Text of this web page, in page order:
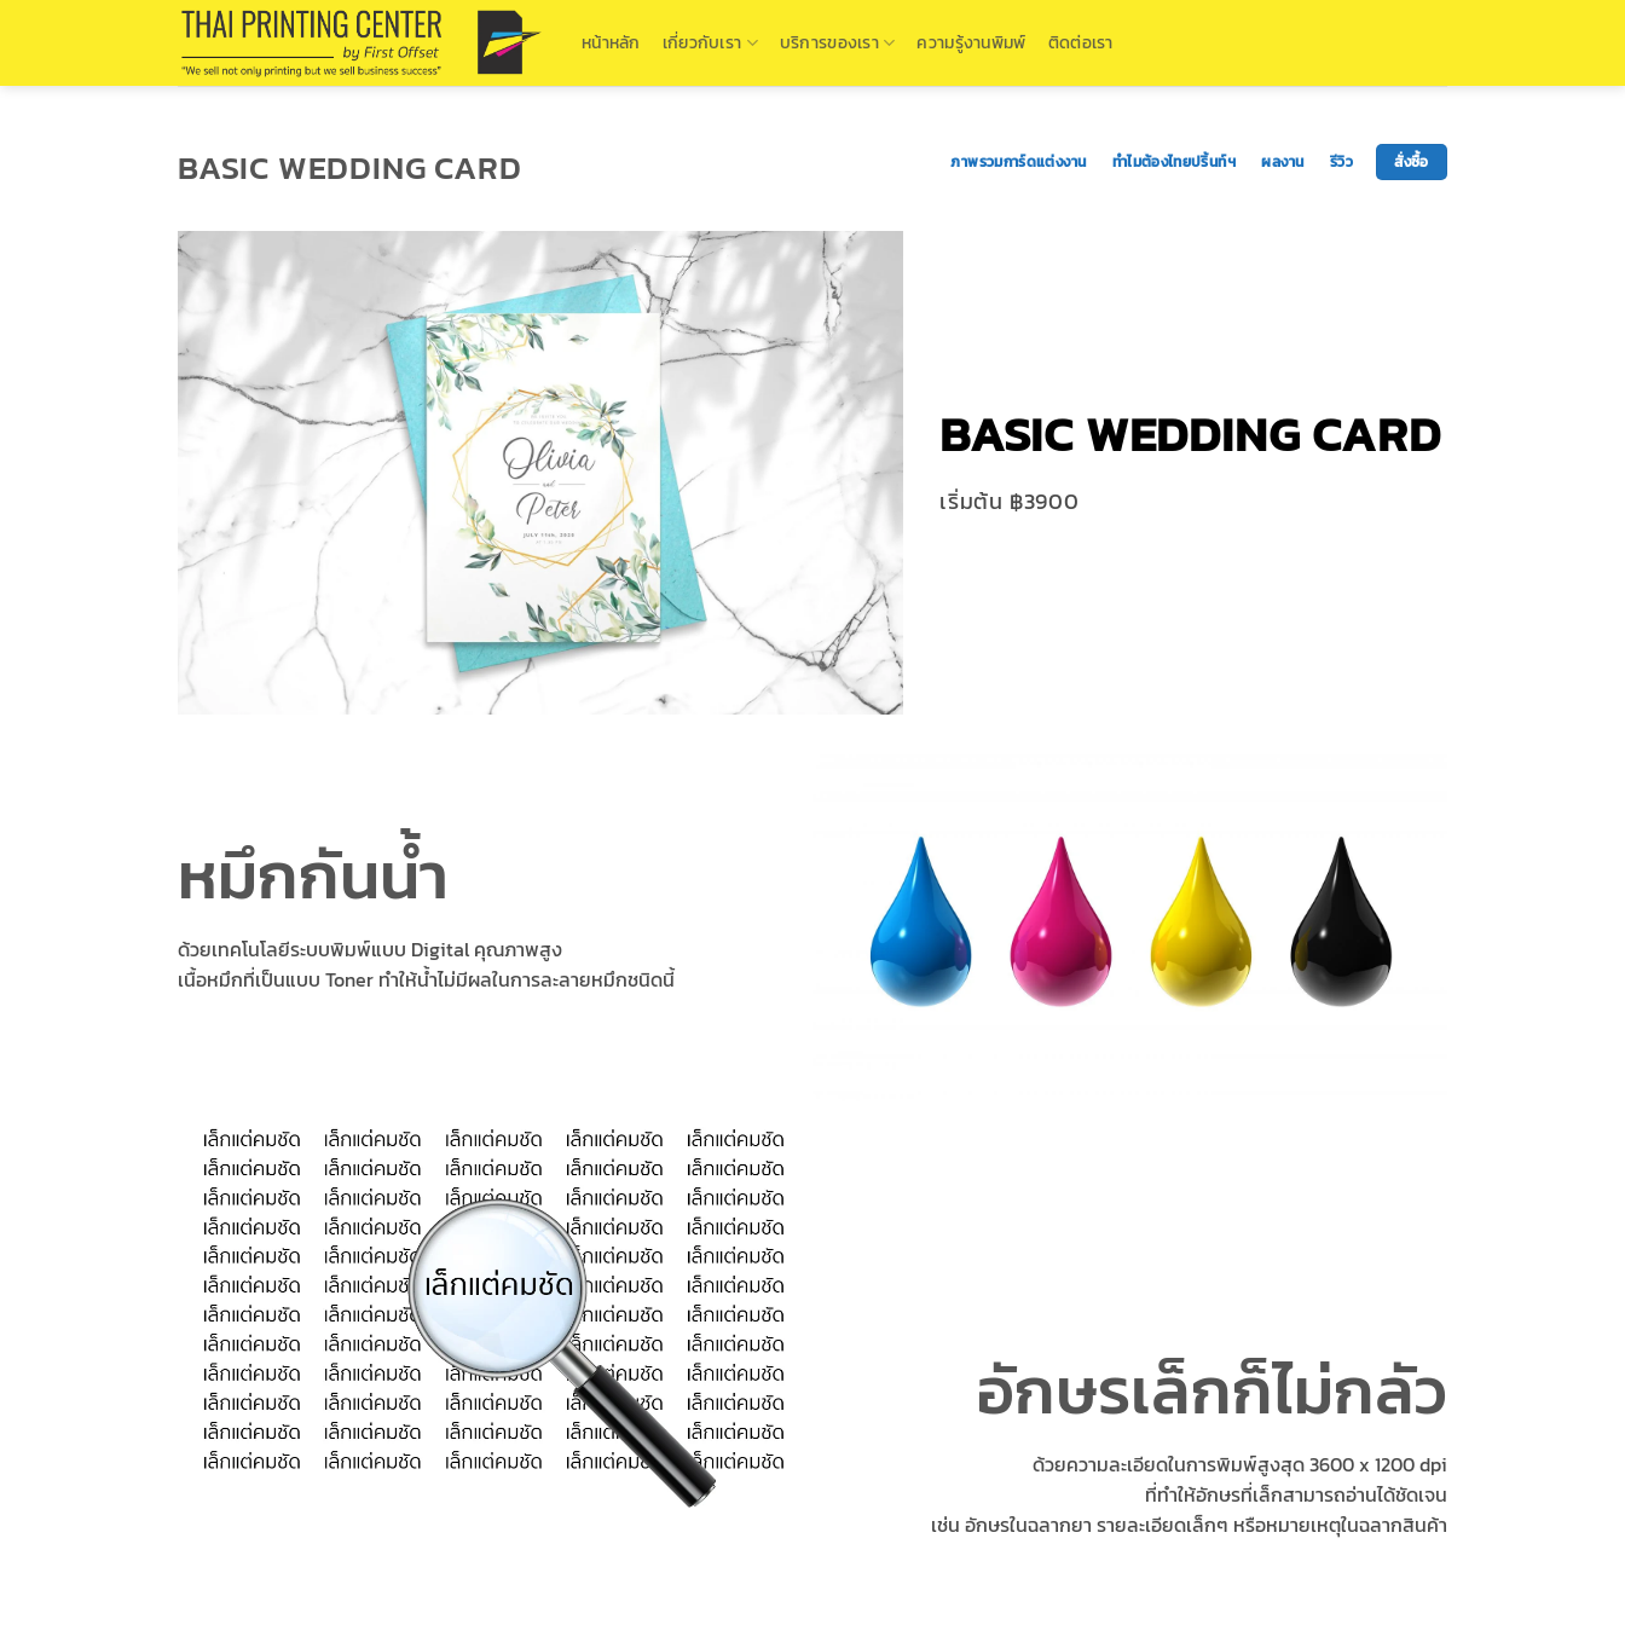
หน้าหลัก เกี่ยวกับเรา บริการของเรา ความรู้งานพิมพ์ ติดต่อเรา
BASIC WEDDING CARD ภาพรวมการ์ดแต่งงาน ทำไมต้องไทยปริ้นท์ฯ ผลงาน รีวิว สั่งซื้อ
BASIC WEDDING CARD
เริ่มต้น ฿3900
หมึกกันน้ำ
ด้วยเทคโนโลยีระบบพิมพ์แบบ Digital คุณภาพสูง
เนื้อหมึกที่เป็นแบบ Toner ทำให้น้ำไม่มีผลในการละลายหมึกชนิดนี้
อักษรเล็กก็ไม่กลัว
ด้วยความละเอียดในการพิมพ์สูงสุด 3600 x 1200 dpi
ที่ทำให้อักษรที่เล็กสามารถอ่านได้ชัดเจน
เช่น อักษรในฉลากยา รายละเอียดเล็กๆ หรือหมายเหตุในฉลากสินค้า